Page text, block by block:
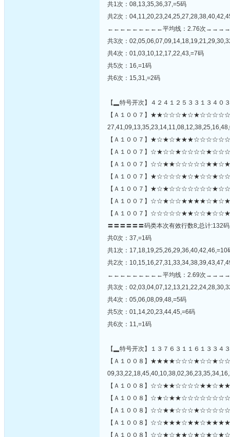
共1次：08,13,35,36,37,=5码
共2次：
←←←←←←←←←平均线：2.76次
共3次：
共4次：01,03,10,12,17,22,43,=7码
共5次：16,=1码
共6次：15,31,=2码
【▂特号开次】４２４１２５３３１３４０
【Ａ１００７】
【Ａ１００７】
【Ａ１００７】
【Ａ１００７】
【Ａ１００７】
【Ａ１００７】
【Ａ１００７】
【Ａ１００７】
〓〓〓〓〓〓码类本次有效行数8;总计:132
共0次：37,=1码
共1次：17,18,19,25,26,29,36,40,42,46,=10
共2次：
←←←←←←←←←平均线：2.69次
共3次：
共4次：05,06,08,09,48,=5码
共5次：01,14,20,23,44,45,=6码
共6次：11,=1码
【▂特号开次】１３７６３１１６１３３４
【Ａ１００８】
【Ａ１００８】
【Ａ１００８】
【Ａ１００８】
【Ａ１００８】
【Ａ１００８】